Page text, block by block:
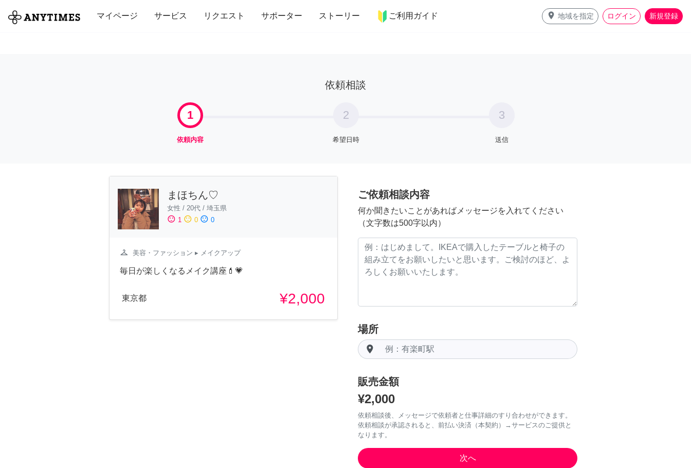
マイページ サービス リクエスト サポーター ストーリー ご利用ガイド place 地域を指定 ログイン 新規登録
全て 修理・組立 家事 引っ越し インテリア 趣味・習い事 ペット 料理
依頼相談
1
依頼内容
2
希望日時
3
送信
まほちん♡
女性 / 20代 / 埼玉県
sentiment_satisfied 1 sentiment_neutral 0 sentiment_dissatisfied 0
checkroom 美容・ファッション ▸ メイクアップ
毎日が楽しくなるメイク講座💄💗
東京都 ¥2,000
ご依頼相談内容
何か聞きたいことがあればメッセージを入れてください
（文字数は500字以内）
場所
room
販売金額
¥2,000
依頼相談後、メッセージで依頼者と仕事詳細のすり合わせができます。
依頼相談が承認されると、前払い決済（本契約）→サービスのご提供と
なります。